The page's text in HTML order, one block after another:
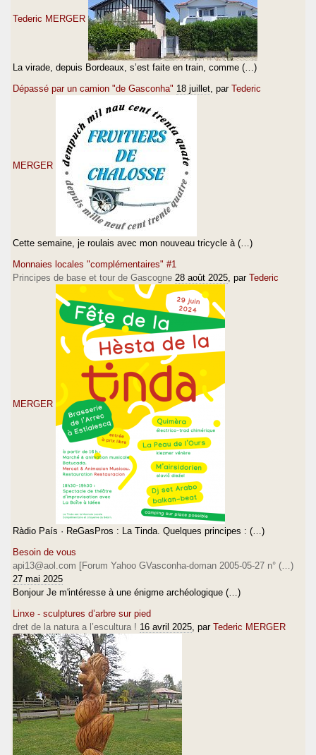
Tederic MERGER
La virade, depuis Bordeaux, s’est faite en train, comme (…)
Dépassé par un camion "de Gasconha" 18 juillet , par Tederic
MERGER
Cette semaine, je roulais avec mon nouveau tricycle à (…)
Monnaies locales "complémentaires" #1
Principes de base et tour de Gascogne 28 août 2025 , par Tederic
MERGER
Ràdio País · ReGasPros : La Tinda. Quelques principes : (…)
Besoin de vous
api13@aol.com [Forum Yahoo GVasconha-doman 2005-05-27 n° (…)
27 mai 2025
Bonjour Je m'intéresse à une énigme archéologique (…)
Linxe - sculptures d’arbre sur pied
dret de la natura a l’escultura ! 16 avril 2025 , par Tederic MERGER